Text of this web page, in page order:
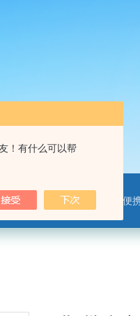
！有什么可以帮
传感器，智慧农业传感器，非洲猪瘟检测仪，动物疫病